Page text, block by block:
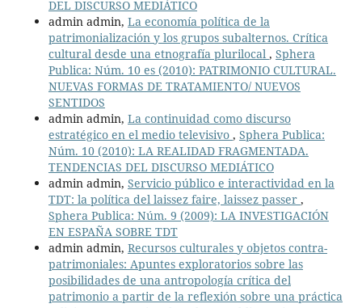
DEL DISCURSO MEDIÁTICO
admin admin, La economía política de la
patrimonialización y los grupos subalternos. Crítica
cultural desde una etnografía plurilocal , Sphera
Publica: Núm. 10 es (2010): PATRIMONIO CULTURAL.
NUEVAS FORMAS DE TRATAMIENTO/ NUEVOS
SENTIDOS
admin admin, La continuidad como discurso
estratégico en el medio televisivo , Sphera Publica:
Núm. 10 (2010): LA REALIDAD FRAGMENTADA.
TENDENCIAS DEL DISCURSO MEDIÁTICO
admin admin, Servicio público e interactividad en la
TDT: la política del laissez faire, laissez passer ,
Sphera Publica: Núm. 9 (2009): LA INVESTIGACIÓN
EN ESPAÑA SOBRE TDT
admin admin, Recursos culturales y objetos contra-
patrimoniales: Apuntes exploratorios sobre las
posibilidades de una antropología crítica del
patrimonio a partir de la reflexión sobre una práctica